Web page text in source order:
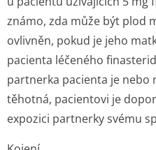
známo, zda může být plod
ovlivněn, pokud je jeho
pacienta léčeného
partnerka pacienta je nebo
těhotná, pacientovi je
expozici partnerky svému